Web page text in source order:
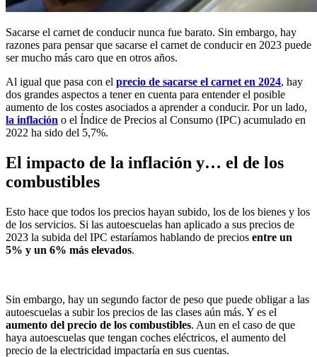
Sacarse el carnet de conducir nunca fue barato. Sin embargo, hay
razones para pensar que sacarse el carnet de conducir en 2023 puede
ser mucho más caro que en otros años.
Al igual que pasa con el precio de sacarse el carnet en 2024, hay
dos grandes aspectos a tener en cuenta para entender el posible
aumento de los costes asociados a aprender a conducir. Por un lado,
la inflación o el Índice de Precios al Consumo (IPC) acumulado en
2022 ha sido del 5,7%.
El impacto de la inflación y… el de los
combustibles
Esto hace que todos los precios hayan subido, los de los bienes y los
de los servicios. Si las autoescuelas han aplicado a sus precios de
2023 la subida del IPC estaríamos hablando de precios entre un
5% y un 6% más elevados.
Sin embargo, hay un segundo factor de peso que puede obligar a las
autoescuelas a subir los precios de las clases aún más. Y es el
aumento del precio de los combustibles. Aun en el caso de que
haya autoescuelas que tengan coches eléctricos, el aumento del
precio de la electricidad impactaría en sus cuentas.